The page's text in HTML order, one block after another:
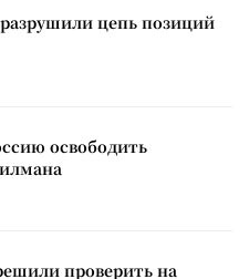
цепь позиций
освободить
проверить на